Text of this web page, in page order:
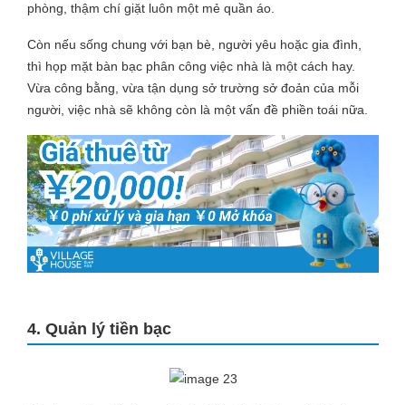
phòng, thậm chí giặt luôn một mẻ quần áo.
Còn nếu sống chung với bạn bè, người yêu hoặc gia đình,
thì họp mặt bàn bạc phân công việc nhà là một cách hay.
Vừa công bằng, vừa tận dụng sở trường sở đoản của mỗi
người, việc nhà sẽ không còn là một vấn đề phiền toái nữa.
4. Quản lý tiền bạc